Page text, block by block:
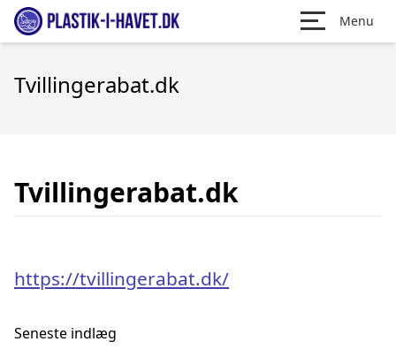
Menu
Tvillingerabat.dk
Tvillingerabat.dk
https://tvillingerabat.dk/
Seneste indlæg